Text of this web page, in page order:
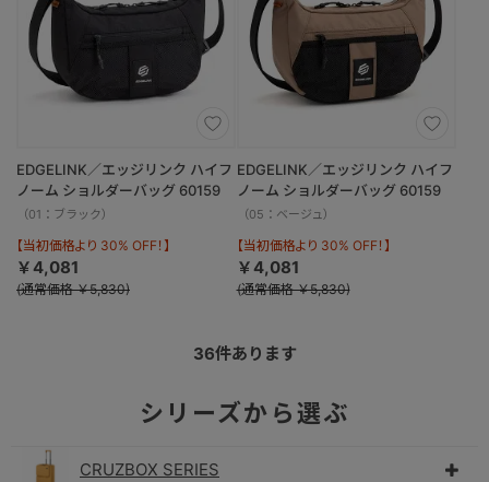
EDGELINK／エッジリンク ハイフ
ノーム ショルダーバッグ 60159
（01：ブラック）
【当初価格より 30% OFF！】
￥4,081
(通常価格 ￥5,830)
EDGELINK／エッジリンク ハイフ
ノーム ショルダーバッグ 60159
（05：ベージュ）
【当初価格より 30% OFF！】
￥4,081
(通常価格 ￥5,830)
36件あります
CRUZBOX SERIES